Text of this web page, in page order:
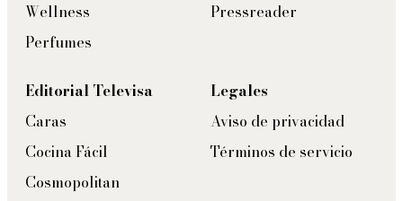
Wellness
Perfumes
Pressreader
Editorial Televisa
Caras
Cocina Fácil
Cosmopolitan
Legales
Aviso de privacidad
Términos de servicio